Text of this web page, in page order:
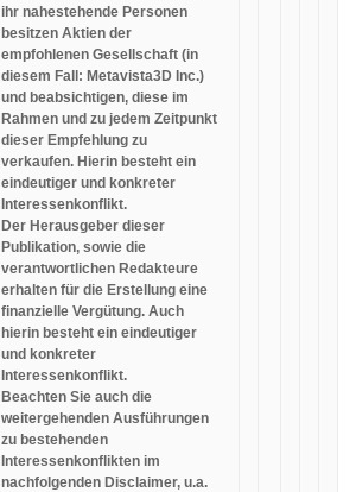
ihr nahestehende Personen
besitzen Aktien der
empfohlenen Gesellschaft (in
diesem Fall: Metavista3D Inc.)
und beabsichtigen, diese im
Rahmen und zu jedem Zeitpunkt
dieser Empfehlung zu
verkaufen. Hierin besteht ein
eindeutiger und konkreter
Interessenkonflikt.
Der Herausgeber dieser
Publikation, sowie die
verantwortlichen Redakteure
erhalten für die Erstellung eine
finanzielle Vergütung. Auch
hierin besteht ein eindeutiger
und konkreter
Interessenkonflikt.
Beachten Sie auch die
weitergehenden Ausführungen
zu bestehenden
Interessenkonflikten im
nachfolgenden Disclaimer, u.a.